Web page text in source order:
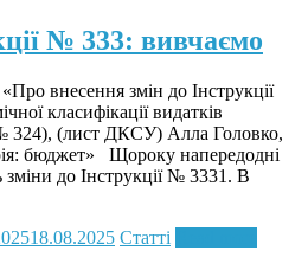
№ 333: вивчаємо
внесення змін до Інструкції
класифікації видатків
324), (лист ДКСУ) Алла Головко,
бюджет» Щороку напередодні
до Інструкції № 3331. В
18.08.2025 Статті